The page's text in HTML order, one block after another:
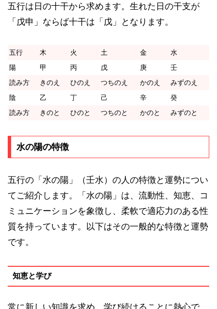
五行は日の十干から求めます。生れた日の干支が
「戊申」ならば十干は「戊」となります。
五行 木 火 土 金
水
陽
甲 丙 戊 庚
壬
読み方
きのえ ひのえ つちのえ かのえ
みずのえ
陰
乙 丁 己 辛
癸
読み方
きのと ひのと つちのと かのと みずのと
水の陽の特徴
五行の「水の陽」（壬水）の人の特徴と運勢につい
てご紹介します。「水の陽」は、流動性、知恵、コ
ミュニケーションを象徴し、柔軟で適応力のある性
質を持っています。以下はその一般的な特徴と運勢
です。
知恵と学び
常に新しい知識を求め、学び続けることに熱心で